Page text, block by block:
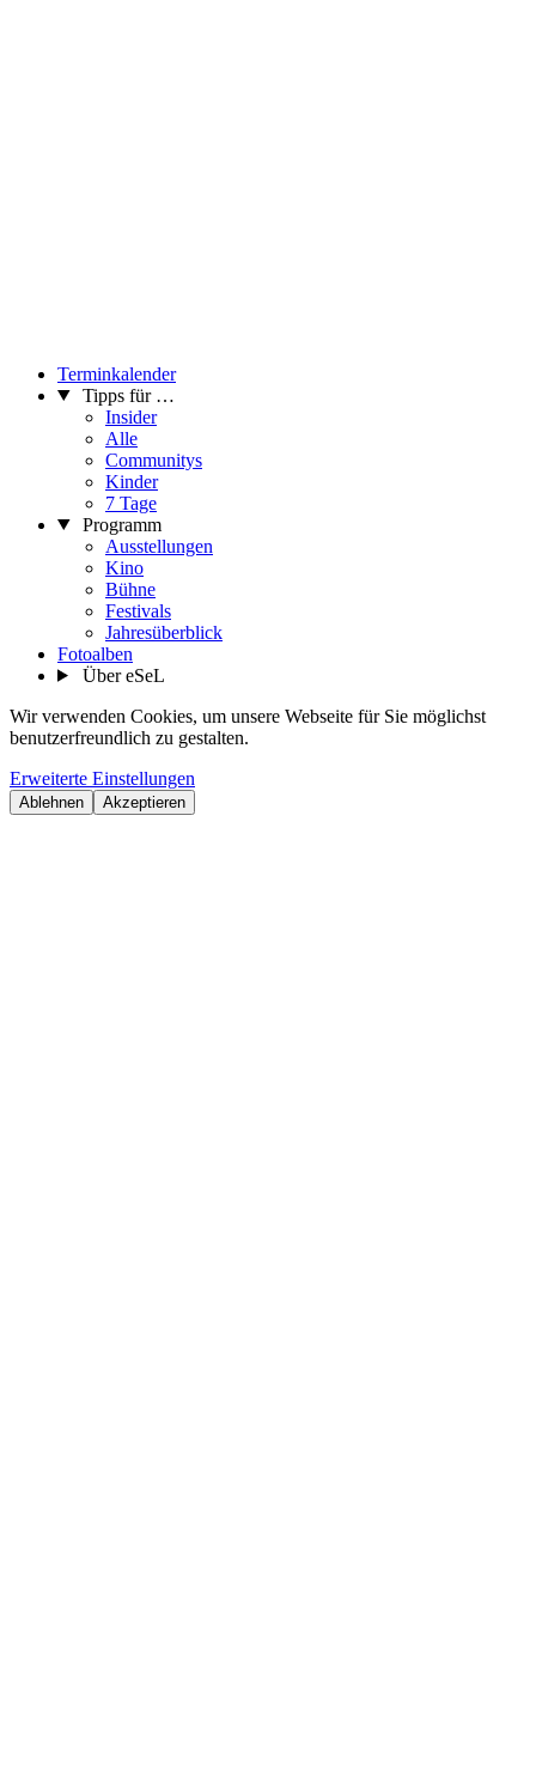
Terminkalender
Tipps für …
Insider
Alle
Communitys
Kinder
7 Tage
Programm
Ausstellungen
Kino
Bühne
Festivals
Jahresüberblick
Fotoalben
Über eSeL
Wir verwenden Cookies, um unsere Webseite für Sie möglichst
benutzerfreundlich zu gestalten.
Erweiterte Einstellungen
Ablehnen Akzeptieren